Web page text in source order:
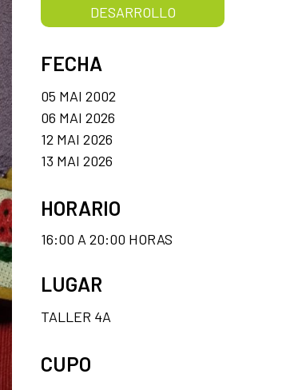
DESARROLLO
FECHA
05 MAI 2002
06 MAI 2026
12 MAI 2026
13 MAI 2026
HORARIO
16:00 A 20:00 HORAS
LUGAR
TALLER 4A
CUPO